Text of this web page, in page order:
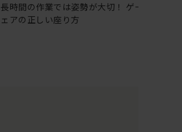
長時間の作業では姿勢が大切！ ゲーミングチ
ェアの正しい座り方